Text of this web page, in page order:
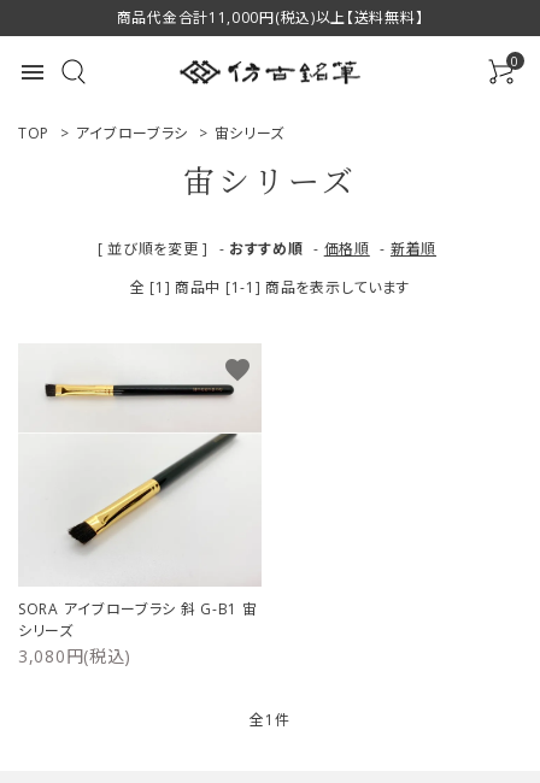
商品代金合計11,000円(税込)以上【送料無料】
menu 0
ACCOUNT MENU
商品一覧
私たちについて
プライバシーポリシー
TOP > アイブローブラシ > 宙シリーズ
宙シリーズ
[ 並び順を変更 ] - おすすめ順 - 価格順 - 新着順
全 [1] 商品中 [1-1] 商品を表示しています
SORA アイブローブラシ 斜 G-B1 宙
シリーズ
3,080円(税込)
favorite
全1件